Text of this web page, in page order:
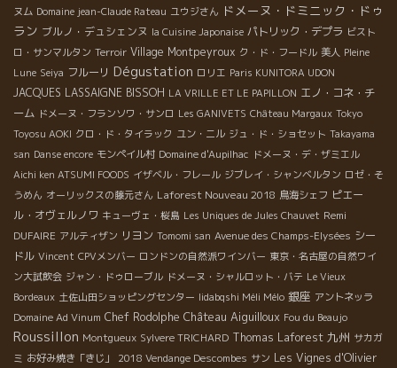
ヌム Domaine jean-Claude Rateau ユウジさん ドメーヌ・ドミニック・ドゥ
ラン ブルノ・デュシェンヌ la Cuisine Japonaise パトリック・デプラ ビスト
ロ・サンマルタン Terroir Village Montpeyroux ク・ド・フードル 美人 Pleine
Lune Seiya フルーリ Dégustation ロリエ Paris KUNITORA UDON
JACQUES LASSAIGNE BISSOH LA VRILLE ET LE PAPILLON エノ・コネ・チ
ーム ドメーヌ・フランソワ・サンロ Les GANIVETS Château Margaux Tokyo
Toyosu AOKI クロ・ド・タイラック ユン・ニル ジュ・ド・ショセット Takayama
san Danse encore モンペイル村 Domaine d'Aupilhac ドメーヌ・デ・ザミエル
Aichi ken ATSUMI FOODS イザベル・フレール ジブレイ・シャンベルタン ロゼ・そ
うめん オーリックスの藤元さん Laforest Nouveau 2018 鳥海シェフ ピエー
ル・オヴェルノワ キューヴェ・桜島 Les Uniques de Jules Chauvet Remi
DUFAIRE アルティザン リヨン Tomomi san Avenue des Champs-Elysées シー
ドル Vincent CPVメンバー ロンドンの自然派ワインバー 東京・名古屋の自然ワイ
ン大試飲会 ジャン・ドゥローブル ドメーヌ・シャルロット・バテ Le Vieux
Bordeaux 土佐山田ショッピングセンター Iidabqshi Méli Mélo 銀座 アントネッラ
Domaine Ad Vinum Chef Rodolphe Château Aiguilloux Fou du Beaujo
Roussillon Montgueux Sylvere TRICHARD Thomas Laforest 九州 サカガ
ミ お好み焼き「きじ」 2018 Vendange Descombes サン Les Vignes d'Olivier